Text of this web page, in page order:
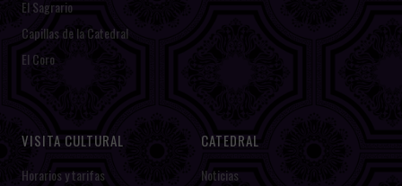
El Sagrario
Capillas de la Catedral
El Coro
VISITA CULTURAL
Horarios y tarifas
CATEDRAL
Noticias